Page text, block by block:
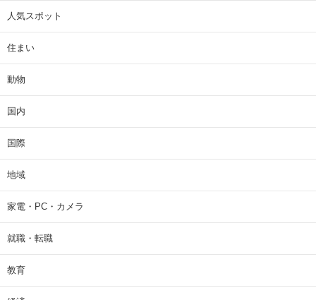
人気スポット
住まい
動物
国内
国際
地域
家電・PC・カメラ
就職・転職
教育